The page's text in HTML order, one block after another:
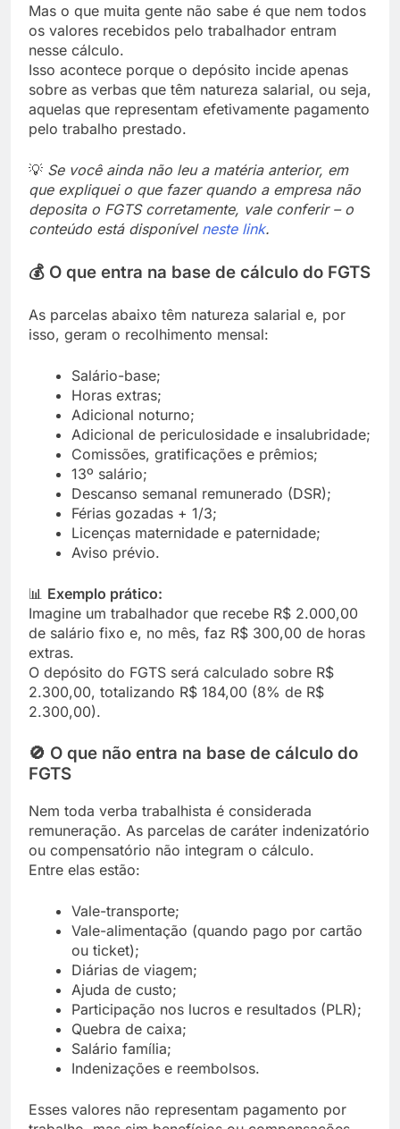
Mas o que muita gente não sabe é que nem todos
os valores recebidos pelo trabalhador entram
nesse cálculo.
Isso acontece porque o depósito incide apenas
sobre as verbas que têm natureza salarial, ou seja,
aquelas que representam efetivamente pagamento
pelo trabalho prestado.
💡 Se você ainda não leu a matéria anterior, em
que expliquei o que fazer quando a empresa não
deposita o FGTS corretamente, vale conferir – o
conteúdo está disponível neste link.
💰 O que entra na base de cálculo do FGTS
As parcelas abaixo têm natureza salarial e, por
isso, geram o recolhimento mensal:
Salário-base;
Horas extras;
Adicional noturno;
Adicional de periculosidade e insalubridade;
Comissões, gratificações e prêmios;
13º salário;
Descanso semanal remunerado (DSR);
Férias gozadas + 1/3;
Licenças maternidade e paternidade;
Aviso prévio.
📊 Exemplo prático:
Imagine um trabalhador que recebe R$ 2.000,00
de salário fixo e, no mês, faz R$ 300,00 de horas
extras.
O depósito do FGTS será calculado sobre R$
2.300,00, totalizando R$ 184,00 (8% de R$
2.300,00).
🚫 O que não entra na base de cálculo do
FGTS
Nem toda verba trabalhista é considerada
remuneração. As parcelas de caráter indenizatório
ou compensatório não integram o cálculo.
Entre elas estão:
Vale-transporte;
Vale-alimentação (quando pago por cartão
ou ticket);
Diárias de viagem;
Ajuda de custo;
Participação nos lucros e resultados (PLR);
Quebra de caixa;
Salário família;
Indenizações e reembolsos.
Esses valores não representam pagamento por